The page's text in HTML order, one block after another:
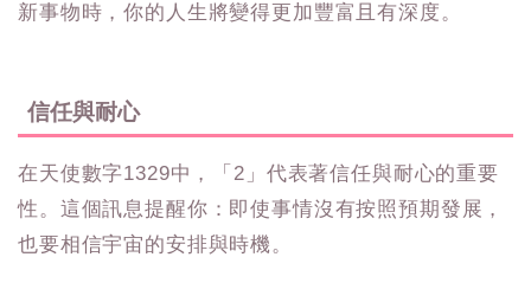
新事物時，你的人生將變得更加豐富且有深度。
信任與耐心
在天使數字1329中，「2」代表著信任與耐心的重要
性。這個訊息提醒你：即使事情沒有按照預期發展，
也要相信宇宙的安排與時機。